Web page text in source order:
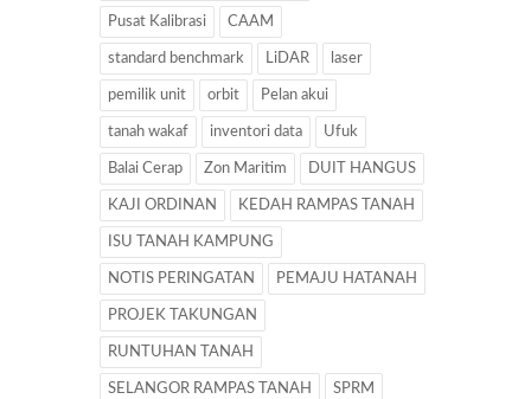
Pusat Kalibrasi CAAM
standard benchmark LiDAR laser
pemilik unit orbit Pelan akui
tanah wakaf inventori data Ufuk
Balai Cerap Zon Maritim DUIT HANGUS
KAJI ORDINAN KEDAH RAMPAS TANAH
ISU TANAH KAMPUNG
NOTIS PERINGATAN PEMAJU HATANAH
PROJEK TAKUNGAN
RUNTUHAN TANAH
SELANGOR RAMPAS TANAH SPRM